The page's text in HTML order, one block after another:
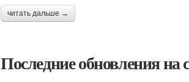
читать дальше →
Последние обновления на